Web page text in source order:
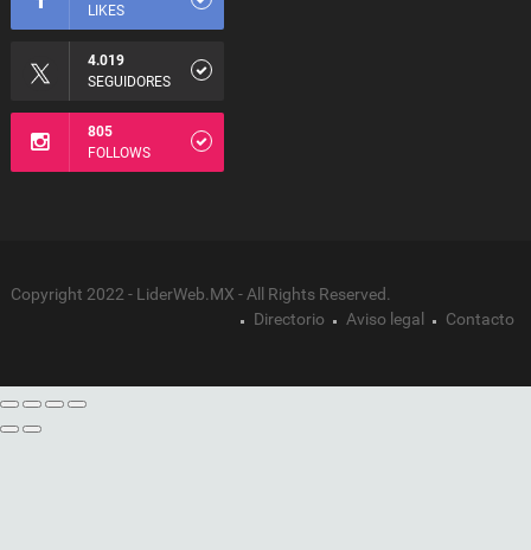
LIKES
4.019
SEGUIDORES
805
FOLLOWS
Copyright 2022 - LiderWeb.MX - All Rights Reserved.
Directorio
Aviso legal Contacto